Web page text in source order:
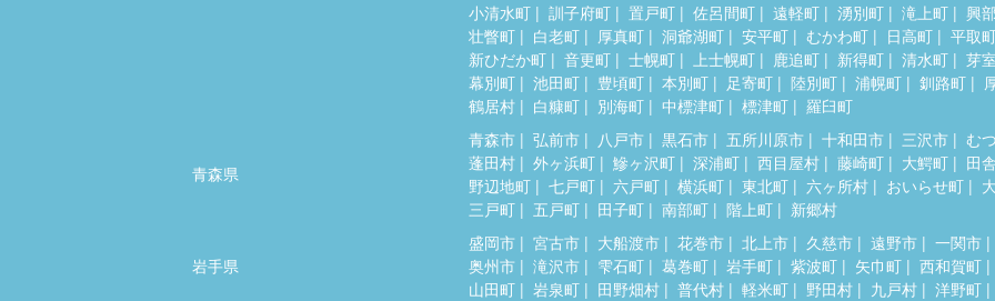
小清水町
訓子府町 置戸町 佐呂間町 遠軽町 湧別町 滝上町
興
壮瞥町
白老町 厚真町 洞爺湖町 安平町 むかわ町 日高町
平取
新ひだか町
音更町 士幌町 上士幌町 鹿追町 新得町 清水町
芽
幕別町
池田町 豊頃町 本別町 足寄町 陸別町 浦幌町 釧路町
鶴居村
白糠町 別海町 中標津町 標津町 羅臼町
青森県
青森市 弘前市 八戸市 黒石市 五所川原市 十和田市 三沢市
む
蓬田村
外ヶ浜町 鰺ヶ沢町 深浦町 西目屋村 藤崎町 大鰐町
田
野辺地町
七戸町 六戸町 横浜町 東北町 六ヶ所村 おいらせ町
三戸町
五戸町 田子町 南部町 階上町 新郷村
岩手県
盛岡市 宮古市 大船渡市 花巻市 北上市 久慈市 遠野市
一関市
奥州市
滝沢市 雫石町 葛巻町 岩手町 紫波町 矢巾町
西和賀町
山田町
岩泉町 田野畑村 普代村 軽米町 野田村 九戸村 洋野町